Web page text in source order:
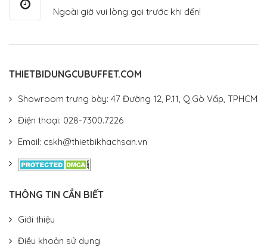
Ngoài giờ vui lòng gọi trước khi đến!
THIETBIDUNGCUBUFFET.COM
Showroom trưng bày: 47 Đường 12, P.11, Q.Gò Vấp, TPHCM
Điện thoại: 028-7300.7226
Email: cskh@thietbikhachsan.vn
THÔNG TIN CẦN BIẾT
Giới thiệu
Điều khoản sử dụng